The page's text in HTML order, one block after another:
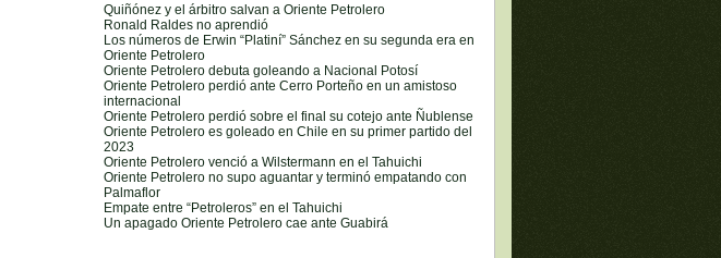
Quiñónez y el árbitro salvan a Oriente Petrolero
Ronald Raldes no aprendió
Los números de Erwin “Platiní” Sánchez en su segunda era en
Oriente Petrolero
Oriente Petrolero debuta goleando a Nacional Potosí
Oriente Petrolero perdió ante Cerro Porteño en un amistoso
internacional
Oriente Petrolero perdió sobre el final su cotejo ante Ñublense
Oriente Petrolero es goleado en Chile en su primer partido del
2023
Oriente Petrolero venció a Wilstermann en el Tahuichi
Oriente Petrolero no supo aguantar y terminó empatando con
Palmaflor
Empate entre “Petroleros” en el Tahuichi
Un apagado Oriente Petrolero cae ante Guabirá